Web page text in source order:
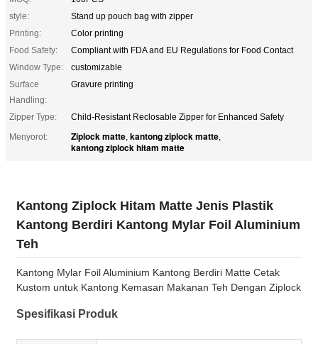
style:
Stand up pouch bag with zipper
Printing:
Color printing
Food Safety:
Compliant with FDA and EU Regulations for Food Contact
Window Type:
customizable
Surface
Handling:
Gravure printing
Zipper Type:
Child-Resistant Reclosable Zipper for Enhanced Safety
Menyorot:
Ziplock matte, kantong ziplock matte,
kantong ziplock hitam matte
Kantong Ziplock Hitam Matte Jenis Plastik
Kantong Berdiri Kantong Mylar Foil Aluminium
Teh
Kantong Mylar Foil Aluminium Kantong Berdiri Matte Cetak
Kustom untuk Kantong Kemasan Makanan Teh Dengan Ziplock
Spesifikasi Produk